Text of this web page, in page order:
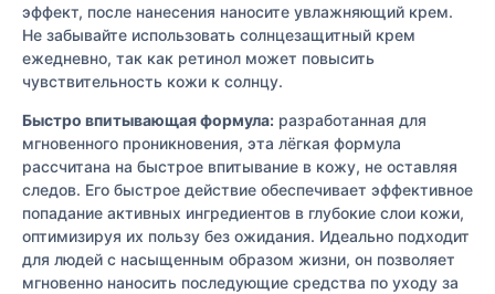
эффект, после нанесения наносите увлажняющий крем.
Не забывайте использовать солнцезащитный крем
ежедневно, так как ретинол может повысить
чувствительность кожи к солнцу.
Быстро впитывающая формула: разработанная для
мгновенного проникновения, эта лёгкая формула
рассчитана на быстрое впитывание в кожу, не оставляя
следов. Его быстрое действие обеспечивает эффективное
попадание активных ингредиентов в глубокие слои кожи,
оптимизируя их пользу без ожидания. Идеально подходит
для людей с насыщенным образом жизни, он позволяет
мгновенно наносить последующие средства по уходу за